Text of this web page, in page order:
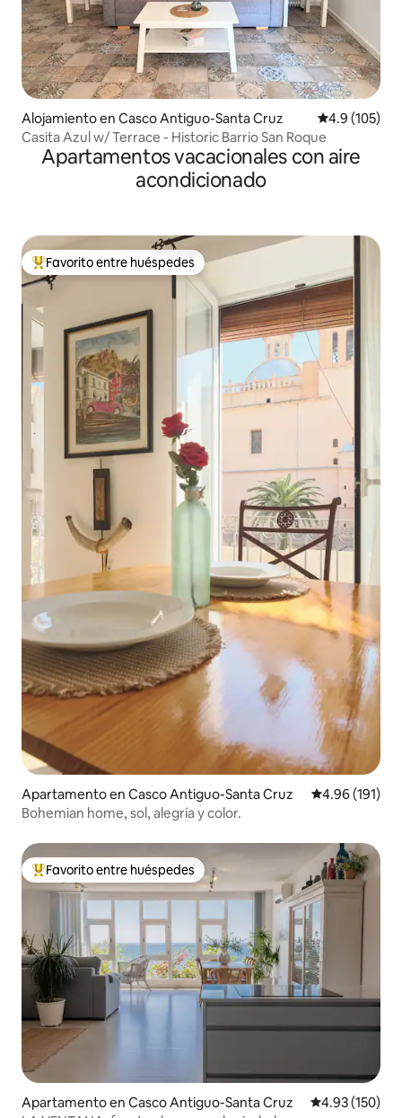
Alojamiento en Casco Antiguo-Santa Cruz Calificación
4.9 (105)
Casita Azul w/ Terrace - Historic Barrio San Roque
Apartamentos vacacionales con aire
acondicionado
Favorito entre huéspedes preferido
Favorito entre huéspedes
Apartamento en Casco Antiguo-Santa Cruz Calificación
4.96 (191)
Bohemian home, sol, alegría y color.
Favorito entre huéspedes preferido
Favorito entre huéspedes
Apartamento en Casco Antiguo-Santa Cruz Calificación
4.93 (150)